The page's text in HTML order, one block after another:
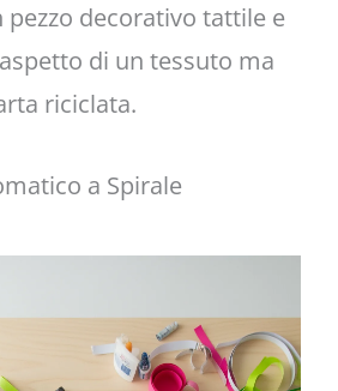
pezzo decorativo tattile e
di un tessuto ma
riciclata.
a Spirale